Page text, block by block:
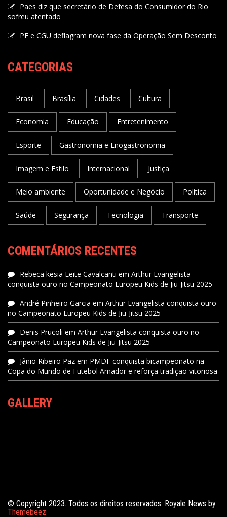
Paes diz que secretário de Defesa do Consumidor do Rio
sofreu atentado
PF e CGU deflagram nova fase da Operação Sem Desconto
CATEGORIAS
Brasil Brasília Cidades Cultura
Economia Educação Entretenimento
Esporte Gastronomia e Enogastronomia
Imagem e Estilo Internacional Justiça
Meio ambiente Oportunidade e Negócio Política
Saúde Segurança Tecnologia Transporte
COMENTÁRIOS RECENTES
Rebeca kesia Leite Cavalcanti em Arthur Evangelista
conquista ouro no Campeonato Europeu Kids de Jiu-Jitsu 2025
André Pinheiro Garcia em Arthur Evangelista conquista ouro
no Campeonato Europeu Kids de Jiu-Jitsu 2025
Denis Prucoli em Arthur Evangelista conquista ouro no
Campeonato Europeu Kids de Jiu-Jitsu 2025
Jânio Ribeiro Paz em PMDF conquista bicampeonato na
Copa do Mundo de Futebol Amador e reforça tradição vitoriosa
GALLERY
© Copyright 2023. Todos os direitos reservados. Royale News by
Themebeez